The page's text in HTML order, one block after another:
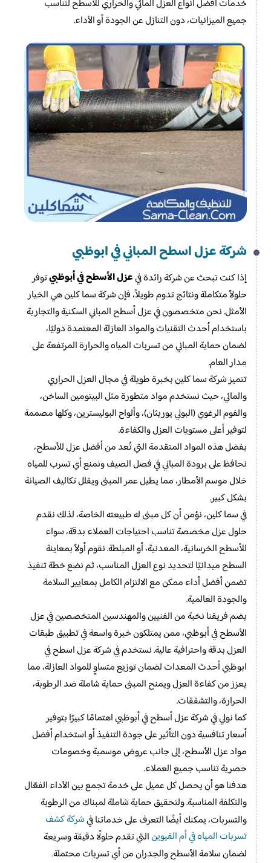
خدمات أفضل أنواع العزل المائي والحراري للأسطح لتناسب
جميع الميزانيات، دون التنازل عن الجودة أو الأداء.
شركة عزل اسطح المباني في ابوظبي
إذا كنت تبحث عن شركة رائدة فيعزل الأسطح في أبوظبيتوفر
حلولاً متكاملة ونتائج تدوم طويلاً، فإن شركة سما كلين هي الخيار
الأمثل. نحن متخصصون في عزل أسطح المباني السكنية والتجارية
باستخدام أحدث التقنيات والمواد العازلة المعتمدة دوليًا،
لضمان حماية المباني من تسربات المياه والحرارة المرتفعة على
مدار العام.
تتميز شركة سما كلين بخبرة طويلة في مجال العزل الحراري
والمائي، حيث نستخدم مواد متطورة مثل البيتومين الساخن،
والفوم الرغوي (البولي يوريثان)، وألواح البوليسترين، وكلها مصممة
لتوفير أعلى مستويات العزل والكفاءة.
بفضل هذه المواد المتقدمة التي تُعد من أفضل عزل للأسطح،
نحافظ على برودة المباني في فصل الصيف ونمنع أي تسرب للمياه
خلال موسم الأمطار، مما يطيل عمر المبنى ويقلل تكاليف الصيانة
بشكل كبير.
في سما كلين، نؤمن أن كل مبنى له طبيعته الخاصة، لذلك نقدم
حلول عزل مخصصة تناسب احتياجات العملاء بدقة، سواء
للأسطح الخرسانية، المعدنية، أو المبلطة. نقوم أولاً بمعاينة
السطح ميدانيًا لتحديد نوع العزل المناسب، ثم نضع خطة تنفيذ
تضمن أفضل أداء ممكن مع الالتزام الكامل بمعايير السلامة
والجودة العالمية.
يضم فريقنا نخبة من الفنيين والمهندسين المتخصصين في عزل
الأسطح في أبوظبي، ممن يمتلكون خبرة واسعة في تطبيق طبقات
العزل بدقة واحترافية عالية. نستخدم في شركة عزل اسطح في
ابوظبي أحدث المعدات لضمان توزيع متساوٍ للمواد العازلة، مما
يعزز من كفاءة العزل ويمنح المبنى حماية شاملة ضد الرطوبة،
الحرارة، والتشققات.
كما نولي في شركة عزل أسطح في أبوظبي اهتمامًا كبيرًا بتوفير
أسعار تنافسية دون التأثير على جودة التنفيذ أو استخدام أفضل
مواد عزل الأسطح، إلى جانب عروض موسمية وخصومات
حصرية تناسب جميع العملاء.
هدفنا هو أن يحصل كل عميل على خدمة تجمع بين الأداء الفعّال
والتكلفة المناسبة. ولتحقيق حماية شاملة لمبناك من الرطوبة
والتسربات، يمكنك أيضًا التعرف على خدماتنا فيشركة كشف
تسربات المياه في أم القيوينالتي تقدم حلولًا دقيقة وسريعة
لضمان سلامة الأسطح والجدران من أي تسربات محتملة.